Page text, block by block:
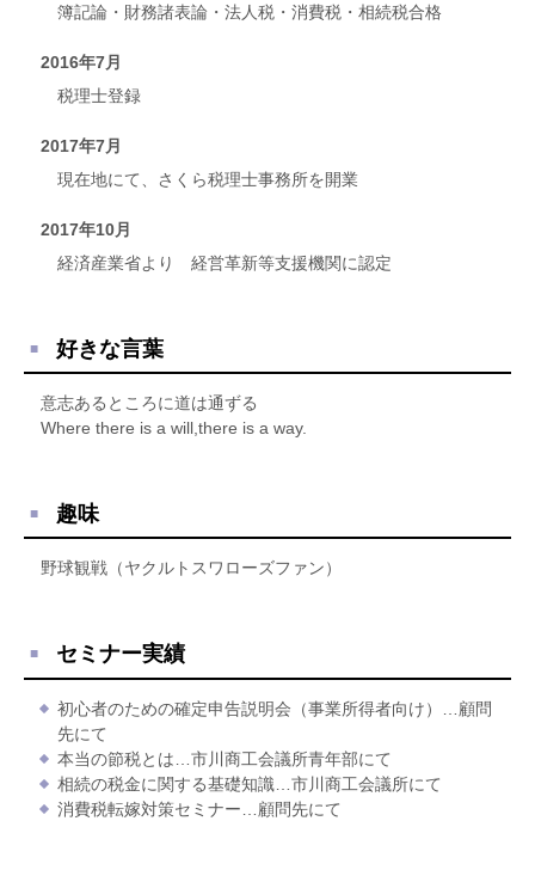
簿記論・財務諸表論・法人税・消費税・相続税合格
2016年7月
税理士登録
2017年7月
現在地にて、さくら税理士事務所を開業
2017年10月
経済産業省より 経営革新等支援機関に認定
好きな言葉
意志あるところに道は通ずる
Where there is a will,there is a way.
趣味
野球観戦（ヤクルトスワローズファン）
セミナー実績
初心者のための確定申告説明会（事業所得者向け）…顧問
先にて
本当の節税とは…市川商工会議所青年部にて
相続の税金に関する基礎知識…市川商工会議所にて
消費税転嫁対策セミナー…顧問先にて